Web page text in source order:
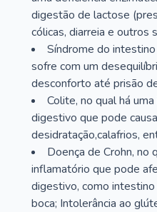
digestão de lactose
cólicas, diarreia e outros
Síndrome do
sofre com um
desconforto até prisão
Colite, no qual há
digestivo que pode
desidratação,calafrios,
Doença de Crohn, no
inflamatório que pode
digestivo, como
boca; Intolerância ao